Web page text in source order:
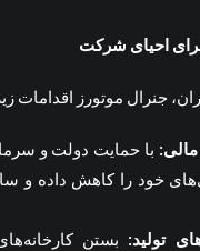
احیای شرکت
جنرال موتورز اقدامات
: با حمایت دولت و
خود را کاهش داده و
تولید: بستن